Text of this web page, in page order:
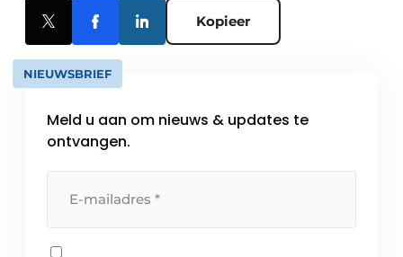
Kopieer
NIEUWSBRIEF
Meld u aan om nieuws & updates te
ontvangen.